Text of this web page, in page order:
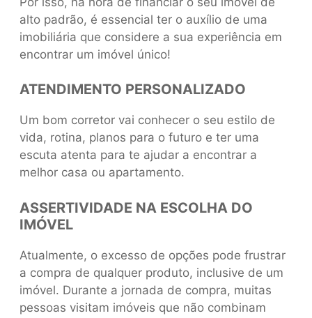
alto padrão, é essencial ter o auxílio de uma
imobiliária que considere a sua experiência em
encontrar um imóvel único!
ATENDIMENTO PERSONALIZADO
Um bom corretor vai conhecer o seu estilo de
vida, rotina, planos para o futuro e ter uma
escuta atenta para te ajudar a encontrar a
melhor casa ou apartamento.
ASSERTIVIDADE NA ESCOLHA DO
IMÓVEL
Atualmente, o excesso de opções pode frustrar
a compra de qualquer produto, inclusive de um
imóvel. Durante a jornada de compra, muitas
pessoas visitam imóveis que não combinam